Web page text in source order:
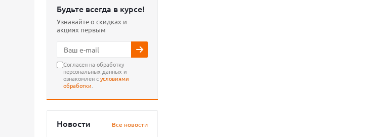
Будьте всегда в курсе!
Узнавайте о скидках и
акциях первым
Согласен на обработку
персональных данных и
ознакомлен сусловиями
обработки
Новости Все новости